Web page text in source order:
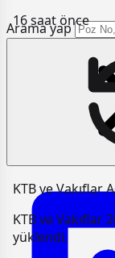
Arama yap
16 saat önce
KTB ve Vakıflar
KTB ve Vakıflar
yüklendi.